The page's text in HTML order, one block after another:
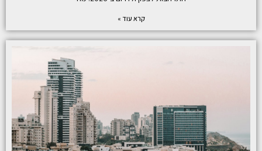
קרא עוד »